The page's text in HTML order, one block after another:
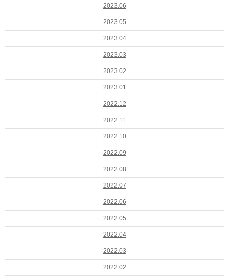
2023.06
2023.05
2023.04
2023.03
2023.02
2023.01
2022.12
2022.11
2022.10
2022.09
2022.08
2022.07
2022.06
2022.05
2022.04
2022.03
2022.02